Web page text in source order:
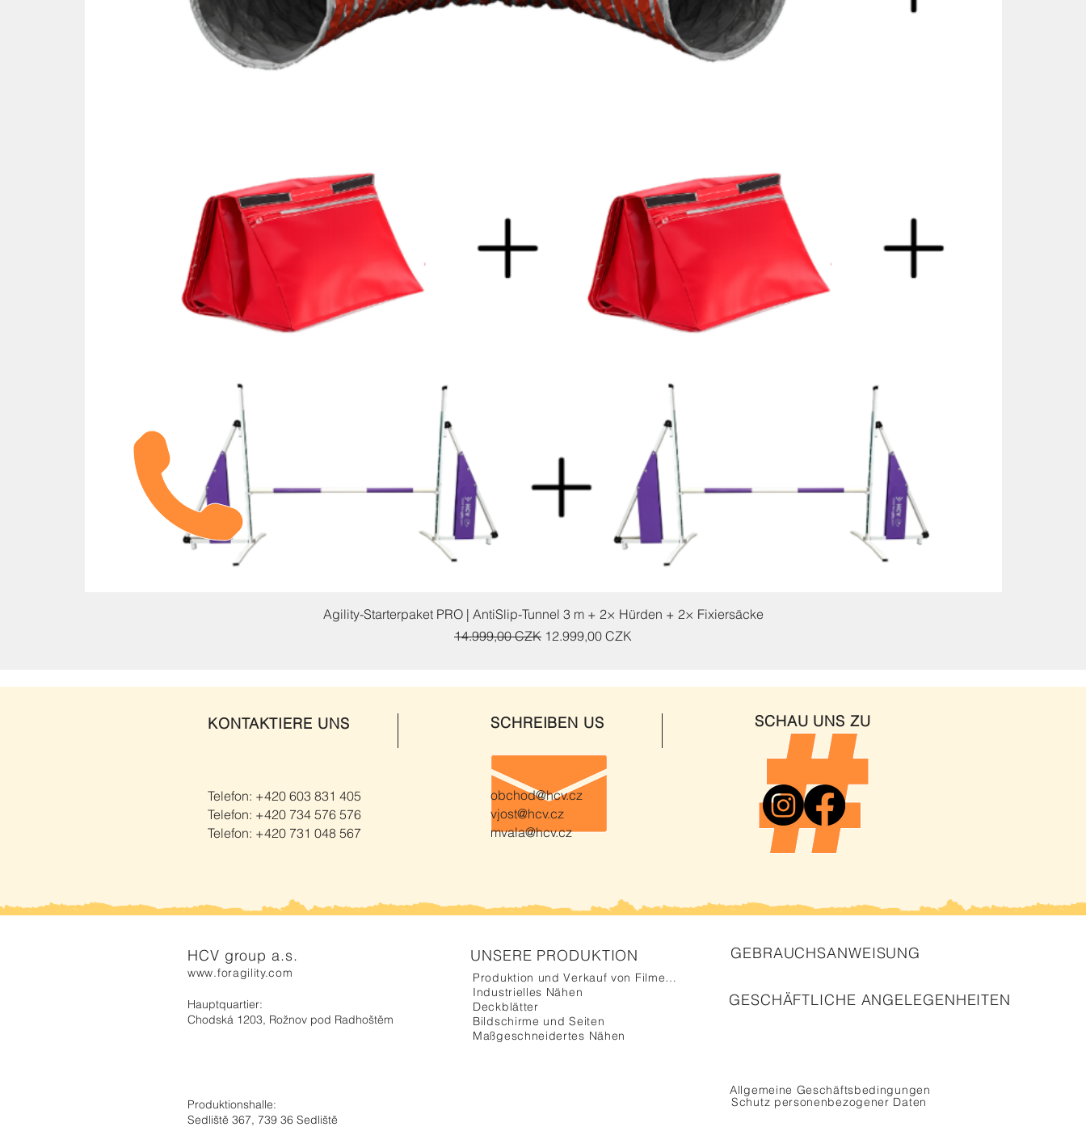
Schnellansicht
Agility-Starterpaket PRO | AntiSlip-Tunnel 3 m + 2× Hürden + 2× Fixiersäcke
Standardpreis
14.999,00 CZK Sale-Preis
12.999,00 CZK
KONTAKTIERE UNS
Telefon: +420 603 831 405
Telefon: +420 734 576 576
Telefon: +420 731 048 567
SCHREIBEN US
obchod@hcv.cz
vjost@hcv.cz
mvala@hcv.cz
SCHAU UNS ZU
HCV group a.s.
www.foragility.com
Hauptquartier:
Chodská 1203, Rožnov pod Radhoštěm
Produktionshalle:
Sedliště 367, 739 36 Sedliště
UNSERE PRODUKTION
Produktion und Verkauf von Filmemachern
Industrielles Nähen
Deckblätter
Bildschirme und Seiten
Maßgeschneidertes Nähen
GEBRAUCHSANWEISUNG
GESCHÄFTLICHE ANGELEGENHEITEN
Allgemeine Geschäftsbedingungen
Schutz personenbezogener Daten